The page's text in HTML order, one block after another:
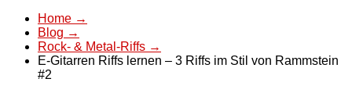
Home →
Blog →
Rock- & Metal-Riffs →
E-Gitarren Riffs lernen – 3 Riffs im Stil von Rammstein
#2